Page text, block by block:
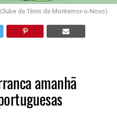
de Ténis de Montemor-o-Novo)
amanhã